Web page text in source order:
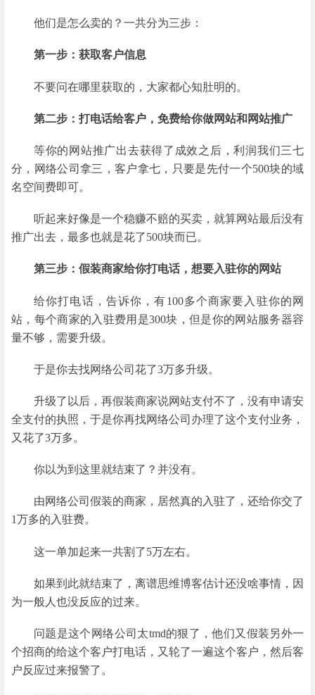
他们是怎么卖的？一共分为三步：
第一步：获取客户信息
不要问在哪里获取的，大家都心知肚明的。
第二步：打电话给客户，免费给你做网站和网站推广
等你的网站推广出去获得了成效之后，利润我们三七
分，网络公司拿三，客户拿七，只要是先付一个500块的域
名空间费即可。
听起来好像是一个稳赚不赔的买卖，就算网站最后没有
推广出去，最多也就是花了500块而已。
第三步：假装商家给你打电话，想要入驻你的网站
给你打电话，告诉你，有100多个商家要入驻你的网
站，每个商家的入驻费用是300块，但是你的网站服务器容
量不够，需要升级。
于是你去找网络公司花了3万多升级。
升级了以后，再假装商家说网站支付不了，没有申请安
全支付的执照，于是你再找网络公司办理了这个支付业务，
又花了3万多。
你以为到这里就结束了？并没有。
由网络公司假装的商家，居然真的入驻了，还给你交了
1万多的入驻费。
这一单加起来一共割了5万左右。
如果到此就结束了，离谱思维博客估计还没啥事情，因
为一般人也没反应的过来。
问题是这个网络公司太tmd的狠了，他们又假装另外一
个招商的给这个客户打电话，又轮了一遍这个客户，然后客
户反应过来报警了。